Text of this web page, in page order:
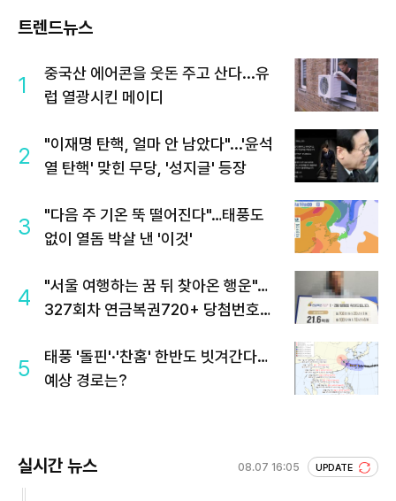
트렌드뉴스
1
중국산 에어콘을 웃돈 주고 산다...유
럽 열광시킨 메이디
2
"이재명 탄핵, 얼마 안 남았다"...'윤석
열 탄핵' 맞힌 무당, '성지글' 등장
3
"다음 주 기온 뚝 떨어진다"…태풍도
없이 열돔 박살 낸 '이것'
4
"서울 여행하는 꿈 뒤 찾아온 행운"…
327회차 연금복권720+ 당첨번호조
5
태풍 '돌핀'·'찬홈' 한반도 빗겨간다…
예상 경로는?
실시간 뉴스 08.07 16:05 UPDATE